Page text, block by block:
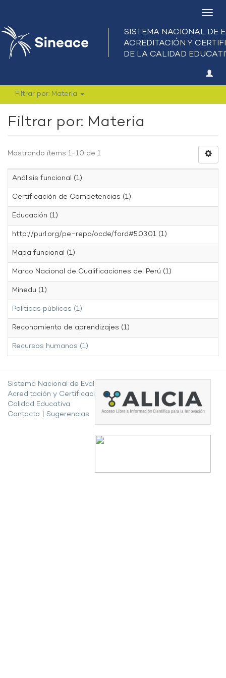
Filtrar por: Materia
Filtrar por: Materia
Mostrando ítems 1-10 de 1
Análisis funcional (1)
Certificación de Competencias (1)
Educación (1)
http://purl.org/pe-repo/ocde/ford#5.03.01 (1)
Mapa funcional (1)
Marco Nacional de Cualificaciones del Perú (1)
Minedu (1)
Políticas públicas (1)
Reconomiento de aprendizajes (1)
Recursos humanos (1)
Sistema Nacional de Evaluación,
Acreditación y Certificación de la
Calidad Educativa
Contacto
Sugerencias